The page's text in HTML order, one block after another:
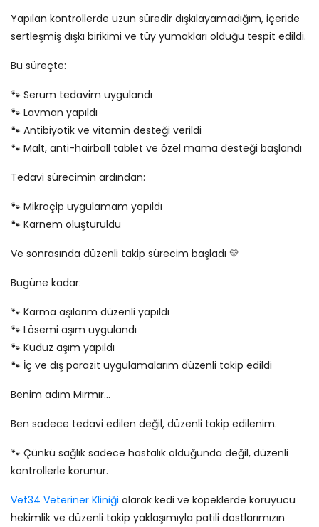
Yapılan kontrollerde uzun süredir dışkılayamadığım, içeride
sertleşmiş dışkı birikimi ve tüy yumakları olduğu tespit edildi.
Bu süreçte:
🐾 Serum tedavim uygulandı
🐾 Lavman yapıldı
🐾 Antibiyotik ve vitamin desteği verildi
🐾 Malt, anti-hairball tablet ve özel mama desteği başlandı
Tedavi sürecimin ardından:
🐾 Mikroçip uygulamam yapıldı
🐾 Karnem oluşturuldu
Ve sonrasında düzenli takip sürecim başladı 💛
Bugüne kadar:
🐾 Karma aşılarım düzenli yapıldı
🐾 Lösemi aşım uygulandı
🐾 Kuduz aşım yapıldı
🐾 İç ve dış parazit uygulamalarım düzenli takip edildi
Benim adım Mırmır...
Ben sadece tedavi edilen değil, düzenli takip edilenim.
🐾 Çünkü sağlık sadece hastalık olduğunda değil, düzenli
kontrollerle korunur.
Vet34 Veteriner Kliniği olarak kedi ve köpeklerde koruyucu
hekimlik ve düzenli takip yaklaşımıyla patili dostlarımızın